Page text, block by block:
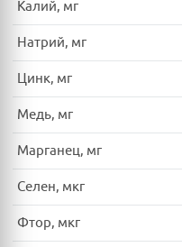
Калий, мг
Натрий, мг
Цинк, мг
Медь, мг
Марганец, мг
Селен, мкг
Фтор, мкг